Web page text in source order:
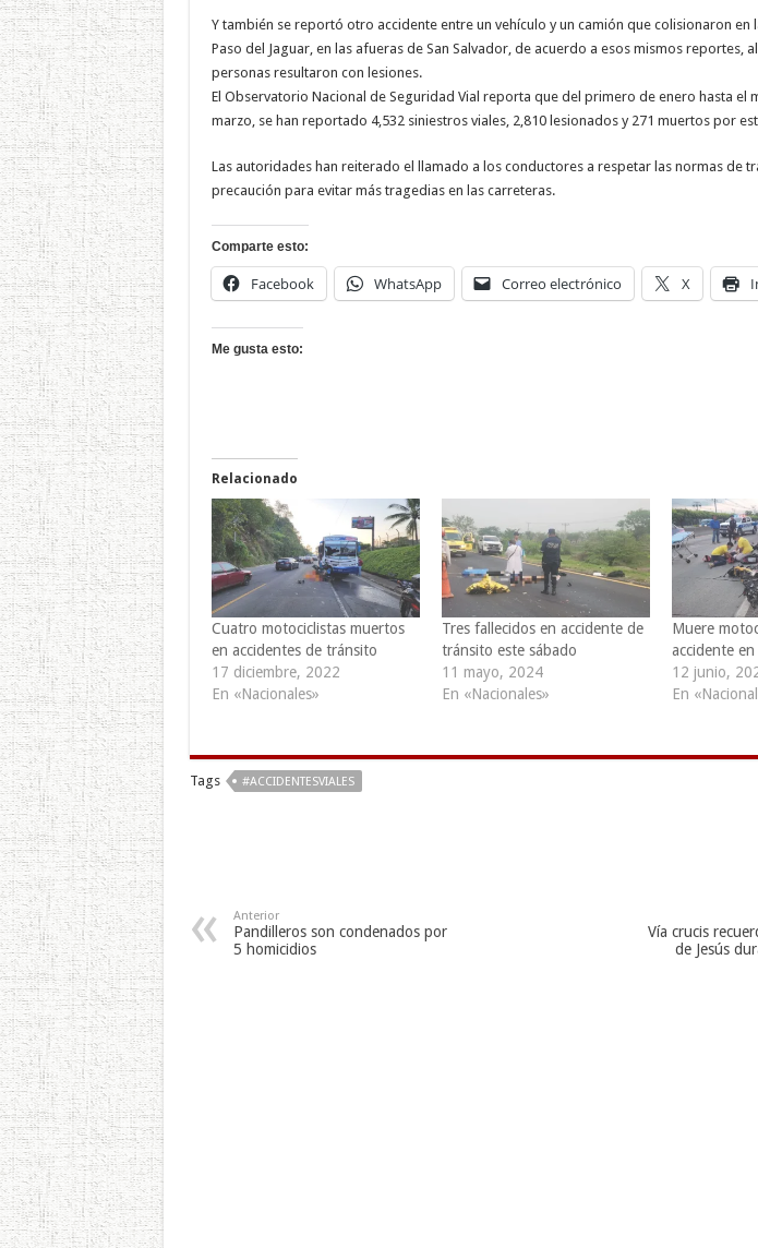
Y también se reportó otro accidente entre un vehículo y un camión que colisionaron en
Paso del Jaguar, en las afueras de San Salvador, de acuerdo a esos mismos reportes,
personas resultaron con lesiones.
El Observatorio Nacional de Seguridad Vial reporta que del primero de enero hasta el
marzo, se han reportado 4,532 siniestros viales, 2,810 lesionados y 271 muertos por
Las autoridades han reiterado el llamado a los conductores a respetar las normas de
precaución para evitar más tragedias en las carreteras.
Comparte esto:
Facebook WhatsApp Correo electrónico X
Me gusta esto:
Relacionado
Cuatro motociclistas muertos
en accidentes de tránsito
17 diciembre, 2022
En «Nacionales»
Tres fallecidos en accidente de
tránsito este sábado
11 mayo, 2024
En «Nacionales»
Muere
accidente en
12 junio,
En
Tags #ACCIDENTESVIALES
Anterior
Pandilleros son condenados por
5 homicidios
Vía crucis
de Jesús